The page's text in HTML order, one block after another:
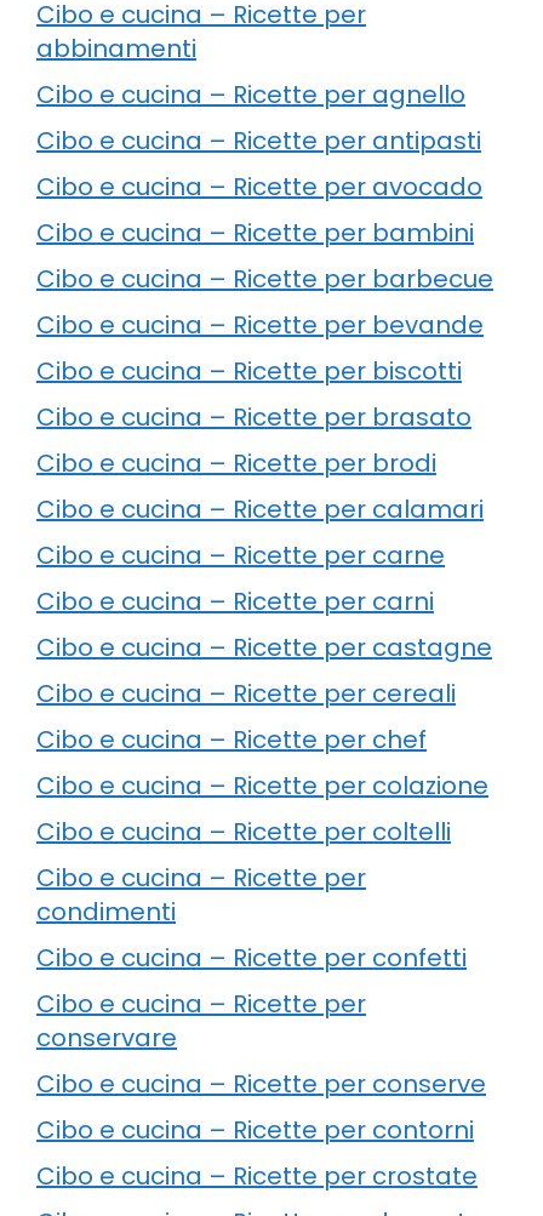
Cibo e cucina – Ricette per
abbinamenti
Cibo e cucina – Ricette per agnello
Cibo e cucina – Ricette per antipasti
Cibo e cucina – Ricette per avocado
Cibo e cucina – Ricette per bambini
Cibo e cucina – Ricette per barbecue
Cibo e cucina – Ricette per bevande
Cibo e cucina – Ricette per biscotti
Cibo e cucina – Ricette per brasato
Cibo e cucina – Ricette per brodi
Cibo e cucina – Ricette per calamari
Cibo e cucina – Ricette per carne
Cibo e cucina – Ricette per carni
Cibo e cucina – Ricette per castagne
Cibo e cucina – Ricette per cereali
Cibo e cucina – Ricette per chef
Cibo e cucina – Ricette per colazione
Cibo e cucina – Ricette per coltelli
Cibo e cucina – Ricette per
condimenti
Cibo e cucina – Ricette per confetti
Cibo e cucina – Ricette per
conservare
Cibo e cucina – Ricette per conserve
Cibo e cucina – Ricette per contorni
Cibo e cucina – Ricette per crostate